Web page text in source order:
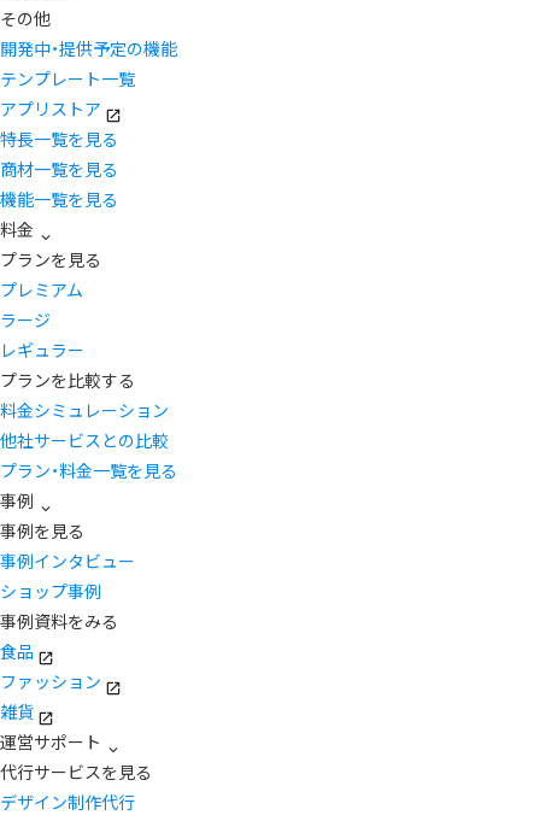
その他
開発中・提供予定の機能
テンプレート一覧
アプリストア
特長一覧を見る
商材一覧を見る
機能一覧を見る
料金
プランを見る
プレミアム
ラージ
レギュラー
プランを比較する
料金シミュレーション
他社サービスとの比較
プラン・料金一覧を見る
事例
事例を見る
事例インタビュー
ショップ事例
事例資料をみる
食品
ファッション
雑貨
運営サポート
代行サービスを見る
デザイン制作代行